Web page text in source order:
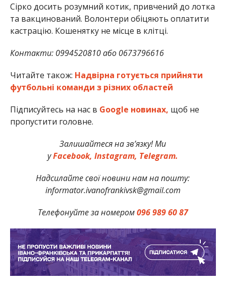
Сірко досить розумний котик, привчений до лотка
та вакцинований. Волонтери обіцяють оплатити
кастрацію. Кошенятку не місце в клітці.
Контакти: 0994520810 або 0673796616
Читайте також: Надвірна готується прийняти
футбольні команди з різних областей
Підписуйтесь на нас в Google новинах, щоб не
пропустити головне.
Залишайтеся на зв’язку! Ми
уFacebook, Instagram, Telegram.
Надсилайте свої новини нам на пошту:
informator.ivanofrankivsk@gmail.com
Телефонуйте за номером096 989 60 87